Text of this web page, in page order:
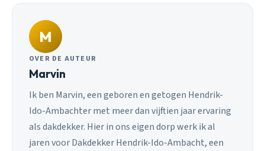
M
OVER DE AUTEUR
Marvin
Ik ben Marvin, een geboren en getogen Hendrik-
Ido-Ambachter met meer dan vijftien jaar ervaring
als dakdekker. Hier in ons eigen dorp werk ik al
jaren voor Dakdekker Hendrik-Ido-Ambacht, een